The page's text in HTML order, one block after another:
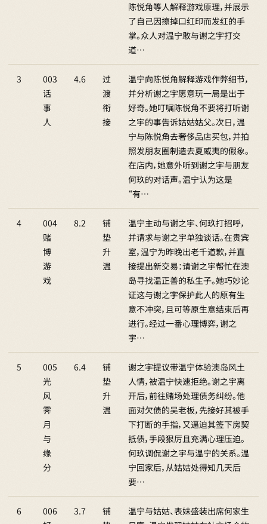
陈悦角等人解释游戏原理，并展示
了自己因擦掉口红印而发红的手
掌。众人对温宁敢与谢之宇打交
道…
3
003
话
事
人
4.6
过
渡
衔
接
温宁向陈悦角解释游戏作弊细节，
并分析谢之宇愿意玩一局是出于
好奇。她叮嘱陈悦角不要将打听谢
之宇的事告诉姑姑姑父。次日，温
宁与陈悦角去奢侈品店买包，并拍
照发朋友圈制造去夏威夷的假象。
在店内，她意外听到谢之宇与朋友
何玖的对话声。温宁认为这是
“有…
4
004
赌
博
游
戏
8.2
铺
垫
升
温
温宁主动与谢之宇、何玖打招呼，
并请求与谢之宇单独谈话。在贵宾
室，温宁为昨晚出老千道歉，并直
接提出新交易：请谢之宇帮忙在澳
岛寻找温正善的私生子。她巧妙论
证这与谢之宇保护此人的原有生
意不冲突，且可等原生意结束后再
进行。经过一番心理博弈，谢之
宇…
5
005
光
风
霁
月
与
缘
分
6.4
铺
垫
升
温
谢之宇提议带温宁体验澳岛风土
人情，被温宁快速拒绝。谢之宇离
开后，前往赌场处理债务纠纷。他
面对欠债的吴老板，先接好其被手
下打断的手指，又逼迫其签下房契
抵债，手段狠厉且充满心理压迫。
何玖调侃谢之宇与温宁的关系。温
宁回家后，从姑姑处得知几天后
要…
6
006
3.7
铺
温宁与姑姑、表妹盛装出席何家生